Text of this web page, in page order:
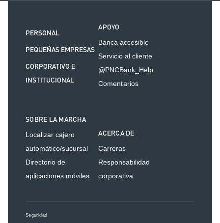
PERSONAL
PEQUEÑAS EMPRESAS
CORPORATIVO E
INSTITUCIONAL
APOYO
Banca accesible
Servicio al cliente
@PNCBank_Help
Comentarios
SOBRE LA MARCHA
Localizar cajero
automático/sucursal
Directorio de
aplicaciones móviles
ACERCA DE
Carreras
Responsabilidad
corporativa
Seguridad